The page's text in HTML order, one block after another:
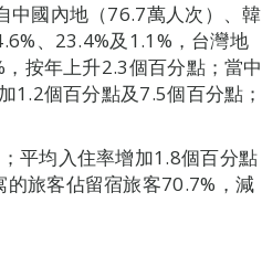
中國內地（76.7萬人次）、韓
、23.4%及1.1%，台灣地
按年上升2.3個百分點；當中
1.2個百分點及7.5個百分點；
平均入住率增加1.8個百分點
旅客佔留宿旅客70.7%，減